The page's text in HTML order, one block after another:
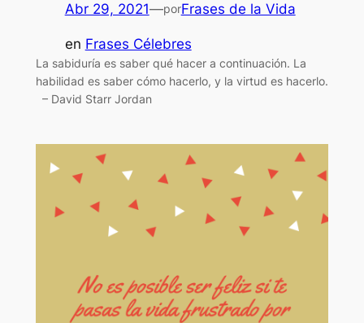
Abr 29, 2021—porFrases de la Vida
en Frases Célebres
La sabiduría es saber qué hacer a continuación. La
habilidad es saber cómo hacerlo, y la virtud es hacerlo.
– David Starr Jordan